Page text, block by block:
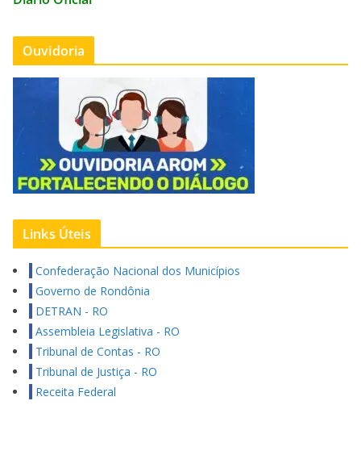
Ouvidoria
Links Úteis
Confederação Nacional dos Municípios
Governo de Rondônia
DETRAN - RO
Assembleia Legislativa - RO
Tribunal de Contas - RO
Tribunal de Justiça - RO
Receita Federal